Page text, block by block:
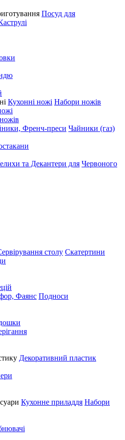
Посуд для
Кухонні ножі Набори ножів
Френч-преси Чайники (газ)
та Декантери для Червоного
столу Скатертини
Фаянс Подноси
Декоративний пластик
Кухонне приладдя Набори